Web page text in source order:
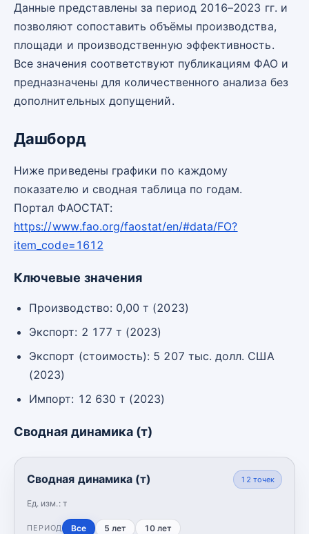
Данные представлены за период 2016–2023 гг. и
позволяют сопоставить объёмы производства,
площади и производственную эффективность.
Все значения соответствуют публикациям ФАО и
предназначены для количественного анализа без
дополнительных допущений.
Дашборд
Ниже приведены графики по каждому
показателю и сводная таблица по годам.
Портал ФАОСТАТ:
https://www.fao.org/faostat/en/#data/FO?
item_code=1612
Ключевые значения
Производство: 0,00 т (2023)
Экспорт: 2 177 т (2023)
Экспорт (стоимость): 5 207 тыс. долл. США
(2023)
Импорт: 12 630 т (2023)
Сводная динамика (т)
Сводная динамика (т)
Ед. изм.: т
12 точек
ПЕРИОД Все 5 лет 10 лет